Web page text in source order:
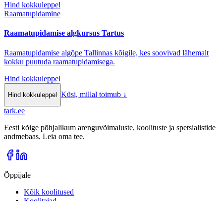
Hind kokkuleppel
Raamatupidamine
Raamatupidamise algkursus Tartus
Raamatupidamise algõpe Tallinnas kõigile, kes soovivad lähemalt
kokku puutuda raamatupidamisega.
Hind kokkuleppel
Hind kokkuleppel Küsi, millal toimub ↓
tark.ee
Eesti kõige põhjalikum arenguvõimaluste, koolituste ja spetsialistide
andmebaas. Leia oma tee.
Õppijale
Kõik koolitused